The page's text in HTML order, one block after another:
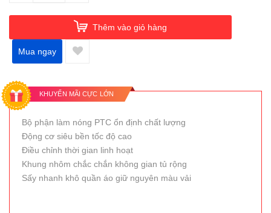
Thêm vào giỏ hàng
Mua ngay
KHUYẾN MÃI CỰC LỚN
Bộ phận làm nóng PTC ổn định chất lượng
Động cơ siêu bền tốc độ cao
Điều chỉnh thời gian linh hoạt
Khung nhôm chắc chắn không gian tủ rộng
Sấy nhanh khô quần áo giữ nguyên màu vải